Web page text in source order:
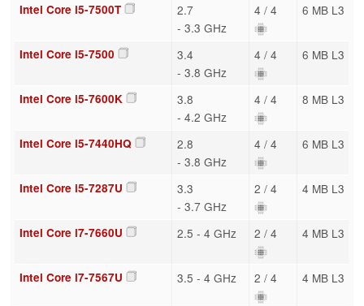
Intel Core i5-7500T
2.7
- 3.3 GHz
4 / 4 6 MB L3
Intel Core i5-7500
3.4
- 3.8 GHz
4 / 4 6 MB L3
Intel Core i5-7600K
3.8
- 4.2 GHz
4 / 4 8 MB L3
Intel Core i5-7440HQ
2.8
- 3.8 GHz
4 / 4 6 MB L3
Intel Core i5-7287U
3.3
- 3.7 GHz
2 / 4 4 MB L3
Intel Core i7-7660U 2.5 - 4 GHz 2 / 4 4 MB L3
Intel Core i7-7567U 3.5 - 4 GHz 2 / 4 4 MB L3